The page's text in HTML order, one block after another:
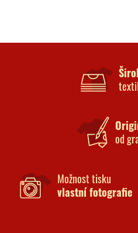
od
Možnost tisku
vlastní fotografie